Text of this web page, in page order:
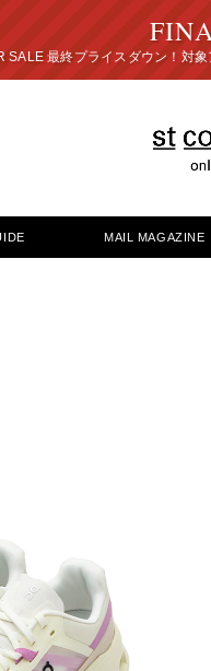
ダウン！対象アイ
MAIL MAGAZINE